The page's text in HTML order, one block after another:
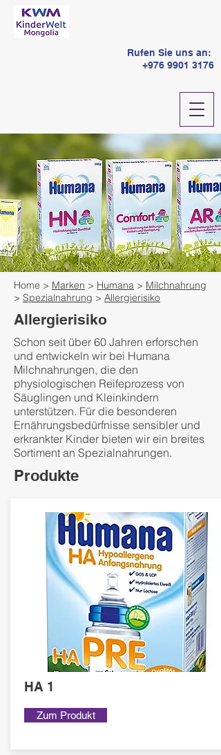
Rufen Sie uns an:
+976 9901 3176
Allergierisiko
Schon seit über 60 Jahren erforschen
und entwickeln wir bei Humana
Milchnahrungen, die den
physiologischen Reifeprozess von
Säuglingen und Kleinkindern
unterstützen. Für die besonderen
Ernährungsbedürfnisse sensibler und
erkrankter Kinder bieten wir ein breites
Sortiment an Spezialnahrungen.
Produkte
Zum Produkt
HA 1
Home > Marken > Humana > Milchnahrung
> Spezialnahrung > Allergierisiko